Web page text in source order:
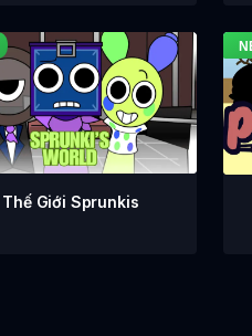
Thế Giới Sprunkis